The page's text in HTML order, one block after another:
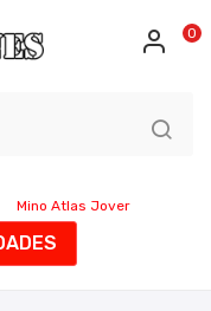
0
Mino Atlas Jover